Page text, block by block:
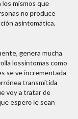
los mismos que
no produce
asintomática.
genera mucha
lossíntomas como
se ve incrementada
transmitida
voy a tratar de
espero le sean